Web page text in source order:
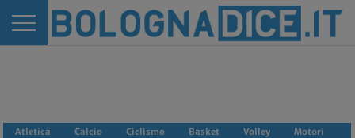
Atletica Calcio Ciclismo Basket Volley
Motori